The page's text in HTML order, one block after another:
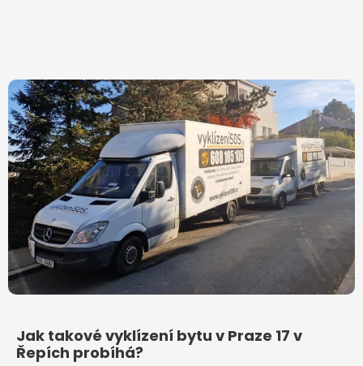
Jak takové vyklízení bytu v Praze 17 v
Řepích probíhá?